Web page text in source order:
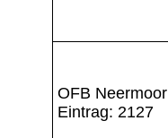
OFB Neermoor
Eintrag: 2127